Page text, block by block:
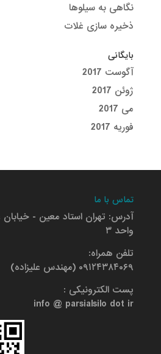
نگاهی به سیلوها
ذخیره سازی غلات
بایگانی
آگوست 2017
ژوئن 2017
می 2017
فوریه 2017
تماس با ما
واحد ۳
تلفن همراه:
۰۹۱۲۴۳۸۴۰۶۹ (مهندس علیزاده)
پست الکترونیکی :
info @ parsialsilo dot ir